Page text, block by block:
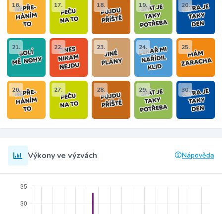
16. 17. 18. 19. 20.
21. 22. 23. 24. 25.
26. 27. 28. 29. 30.
Výkony ve výzvách Nápověda